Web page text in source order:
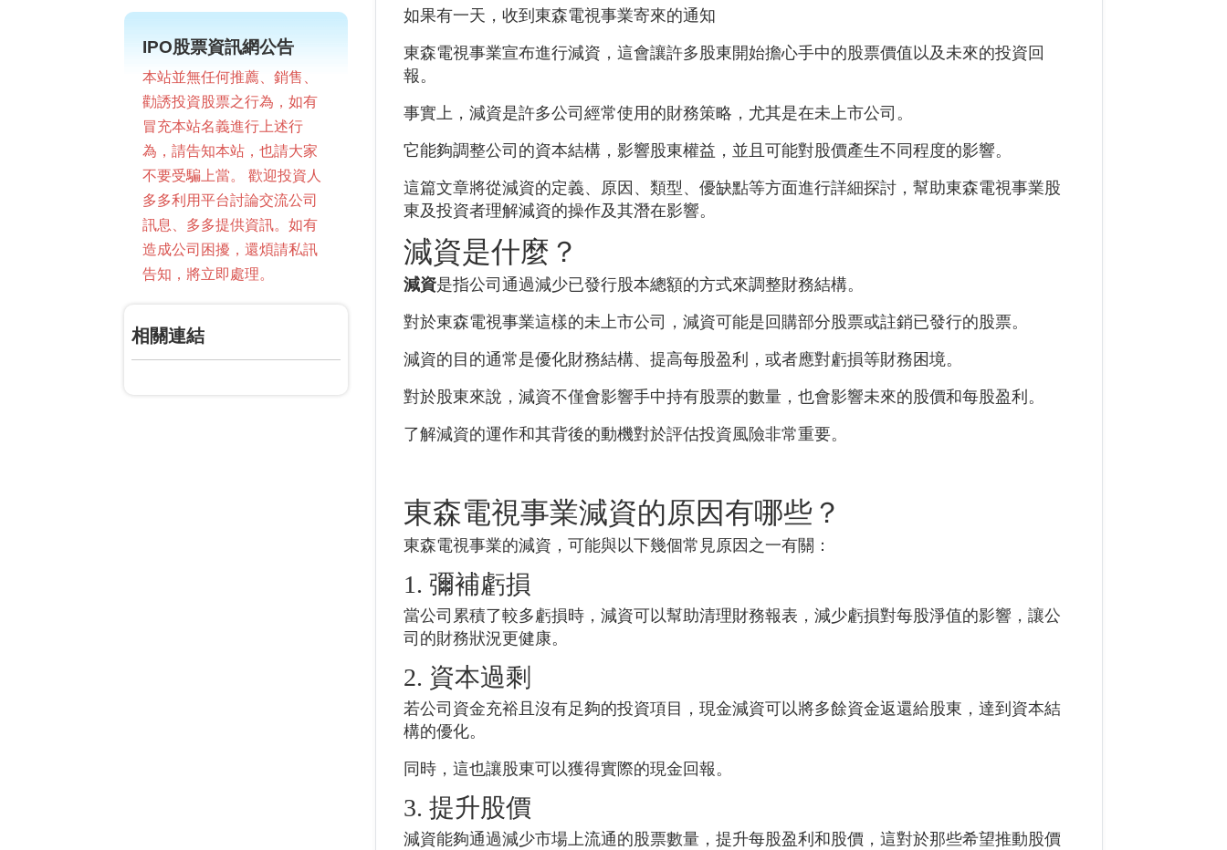
IPO股票資訊網公告
本站並無任何推薦、銷售、
勸誘投資股票之行為，如有
冒充本站名義進行上述行
為，請告知本站，也請大家
不要受騙上當。 歡迎投資人
多多利用平台討論交流公司
訊息、多多提供資訊。如有
造成公司困擾，還煩請私訊
告知，將立即處理。
相關連結
如果有一天，收到東森電視事業寄來的通知
東森電視事業宣布進行減資，這會讓許多股東開始擔心手中的股票價值以及未來的投資回
報。
事實上，減資是許多公司經常使用的財務策略，尤其是在未上市公司。
它能夠調整公司的資本結構，影響股東權益，並且可能對股價產生不同程度的影響。
這篇文章將從減資的定義、原因、類型、優缺點等方面進行詳細探討，幫助東森電視事業股
東及投資者理解減資的操作及其潛在影響。
減資是什麼？
減資是指公司通過減少已發行股本總額的方式來調整財務結構。
對於東森電視事業這樣的未上市公司，減資可能是回購部分股票或註銷已發行的股票。
減資的目的通常是優化財務結構、提高每股盈利，或者應對虧損等財務困境。
對於股東來說，減資不僅會影響手中持有股票的數量，也會影響未來的股價和每股盈利。
了解減資的運作和其背後的動機對於評估投資風險非常重要。
東森電視事業減資的原因有哪些？
東森電視事業的減資，可能與以下幾個常見原因之一有關：
1. 彌補虧損
當公司累積了較多虧損時，減資可以幫助清理財務報表，減少虧損對每股淨值的影響，讓公
司的財務狀況更健康。
2. 資本過剩
若公司資金充裕且沒有足夠的投資項目，現金減資可以將多餘資金返還給股東，達到資本結
構的優化。
同時，這也讓股東可以獲得實際的現金回報。
3. 提升股價
減資能夠通過減少市場上流通的股票數量，提升每股盈利和股價，這對於那些希望推動股價